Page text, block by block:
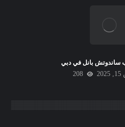
ساندوتش بانل في دبي
208